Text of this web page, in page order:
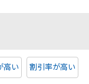
高い 割引率が高い